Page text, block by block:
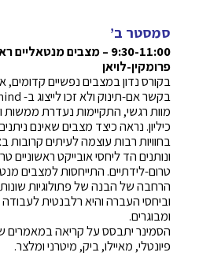
סמסטר ב’
9:30-11:00 – מצבים
פרומקין-לויאן
בקורס נדון במצבים נפשיים
מוות רגשי, התקיימות נעדרת
כיליון. נראה כיצד מצבים שאינם
בחוויות רבות עוצמה לעיתים קרובות
ונותנים הד ליחסי אובייקט ראשוניים
טרום-לידתיים. התייחסות למצבים
הרחבה של הבנה של פתולוגיות שונות
וביחסי העברה והיא רלבנטית לעבודה
ומבוגרים.
הסמינר יתבסס על קריאה במאמרים של
פיונטלי, מאיילו, ביק, מיטרני ומלצר.